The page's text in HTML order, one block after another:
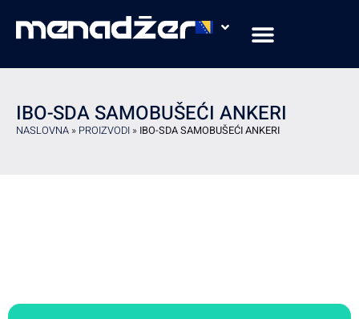
IBO-SDA SAMOBUŠEĆI ANKERI
NASLOVNA » PROIZVODI » IBO-SDA SAMOBUŠEĆI ANKERI